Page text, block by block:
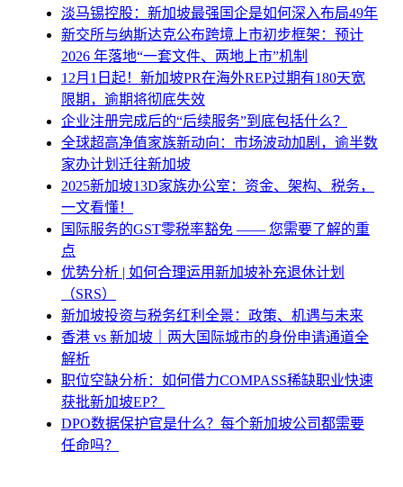
淡马锡控股：新加坡最强国企是如何深入布局49年
新交所与纳斯达克公布跨境上市初步框架：预计
2026 年落地“一套文件、两地上市”机制
12月1日起！新加坡PR在海外REP过期有180天宽
限期，逾期将彻底失效
企业注册完成后的“后续服务”到底包括什么？
全球超高净值家族新动向：市场波动加剧，逾半数
家办计划迁往新加坡
2025新加坡13D家族办公室：资金、架构、税务，
一文看懂！
国际服务的GST零税率豁免 —— 您需要了解的重
点
优势分析 | 如何合理运用新加坡补充退休计划
（SRS）
新加坡投资与税务红利全景：政策、机遇与未来
香港 vs 新加坡｜两大国际城市的身份申请通道全
解析
职位空缺分析：如何借力COMPASS稀缺职业快速
获批新加坡EP？
DPO数据保护官是什么？每个新加坡公司都需要
任命吗？